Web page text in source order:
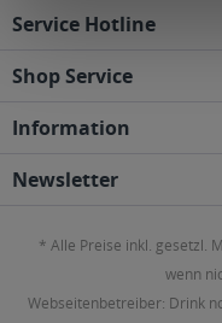
Service Hotline
Shop Service
Information
Newsletter
* Alle Preise inkl. gesetzl.
wenn
Webseitenbetreiber: Drink